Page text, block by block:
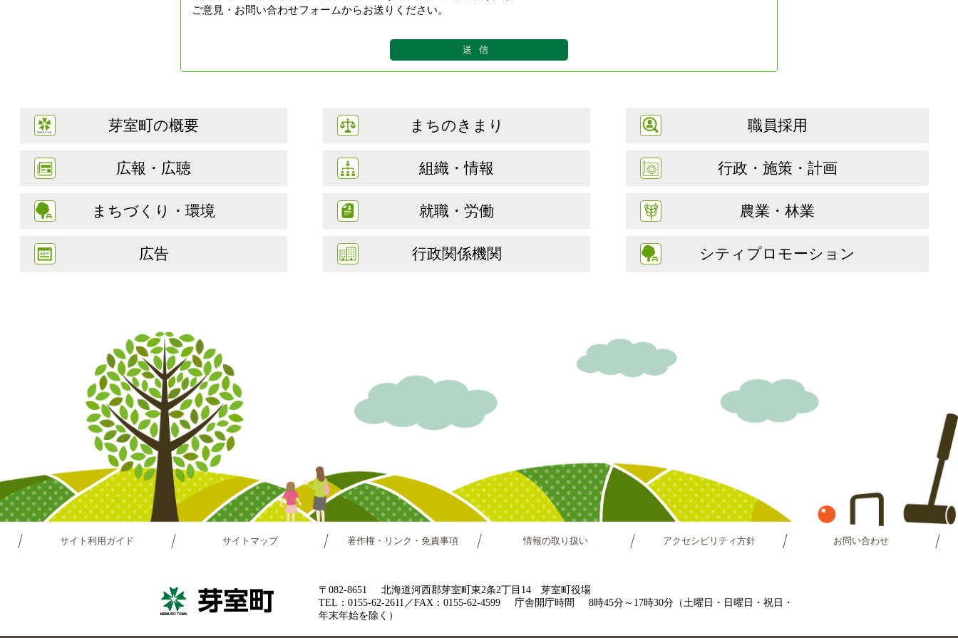
ご意見・お問い合わせフォームからお送りください。
芽室町の概要 まちのきまり 職員採用
広報・広聴 組織・情報 行政・施策・計画
まちづくり・環境 就職・労働 農業・林業
広告 行政関係機関 シティプロモーション
サイト利用ガイド サイトマップ 著作権・リンク・免責事項 情報の取り扱い アクセシビリティ方針 お問い合わせ
〒082-8651
北海道河西郡芽室町東2条2丁目14 芽室町役場
TEL：0155-62-2611／FAX：0155-62-4599
庁舎開庁時間
8時45分～17時30分（土曜日・日曜日・祝日・
年末年始を除く）